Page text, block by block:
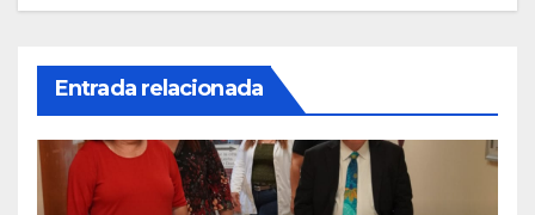
Entrada relacionada